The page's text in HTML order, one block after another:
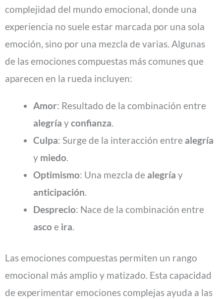
complejidad del mundo emocional, donde una
experiencia no suele estar marcada por una sola
emoción, sino por una mezcla de varias. Algunas
de las emociones compuestas más comunes que
aparecen en la rueda incluyen:
Amor: Resultado de la combinación entre
alegría yconfianza
Culpa: Surge de la interacción entrealegría
y miedo
Optimismo: Una mezcla dealegría y
anticipación
Desprecio: Nace de la combinación entre
asco e ira
Las emociones compuestas permiten un rango
emocional más amplio y matizado. Esta capacidad
de experimentar emociones complejas ayuda a las